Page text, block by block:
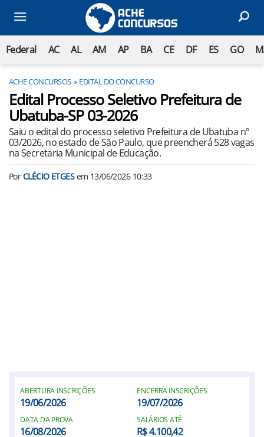
Federal AC AL AM AP BA CE DF ES GO
ACHE CONCURSOS EDITAL DO CONCURSO
Edital Processo Seletivo Prefeitura de
Ubatuba-SP 03-2026
Saiu o edital do processo seletivo Prefeitura de Ubatuba nº
03/2026, no estado de São Paulo, que preencherá 528 vagas
na Secretaria Municipal de Educação.
PorCLÉCIO ETGESem 13/06/2026 10:33
ABERTURA INSCRIÇÕES
19/06/2026
ENCERRA INSCRIÇÕES
19/07/2026
DATA DA PROVA
16/08/2026
SALÁRIOS ATÉ
R$ 4.100,42